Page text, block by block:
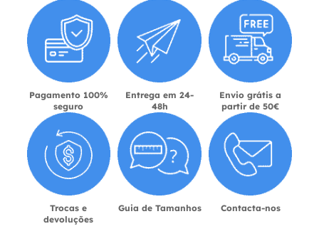
Pagamento 100%
seguro
Entrega em 24-
48h
Envio grátis a
partir de 50€
Trocas e
devoluções
Guia de Tamanhos Contacta-nos